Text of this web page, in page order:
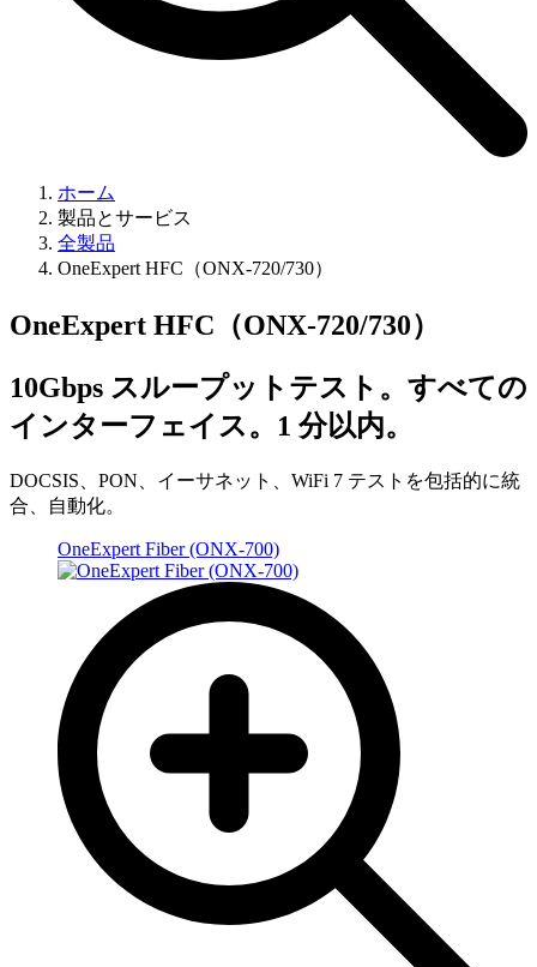
ホーム
製品とサービス
全製品
OneExpert HFC（ONX-720/730）
OneExpert HFC（ONX-720/730）
10Gbps スループットテスト。すべての
インターフェイス。1 分以内。
DOCSIS、PON、イーサネット、WiFi 7 テストを包括的に統
合、自動化。
OneExpert Fiber (ONX-700)